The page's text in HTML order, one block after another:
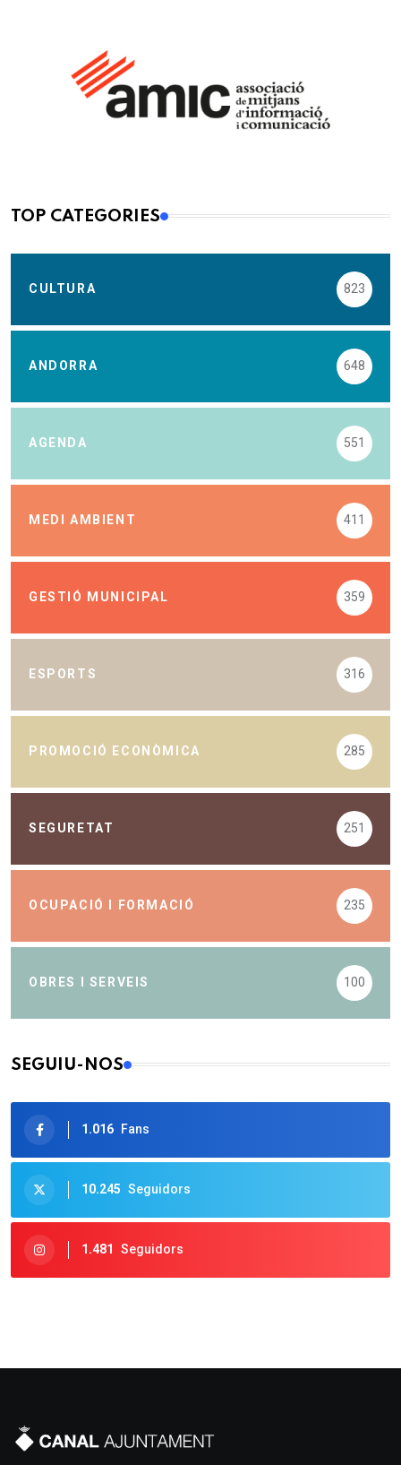
TOP CATEGORIES
CULTURA 823
ANDORRA 648
AGENDA 551
MEDI AMBIENT 411
GESTIÓ MUNICIPAL 359
ESPORTS 316
PROMOCIÓ ECONÒMICA 285
SEGURETAT 251
OCUPACIÓ I FORMACIÓ 235
OBRES I SERVEIS 100
SEGUIU-NOS
1.016 Fans
10.245 Seguidors
1.481 Seguidors